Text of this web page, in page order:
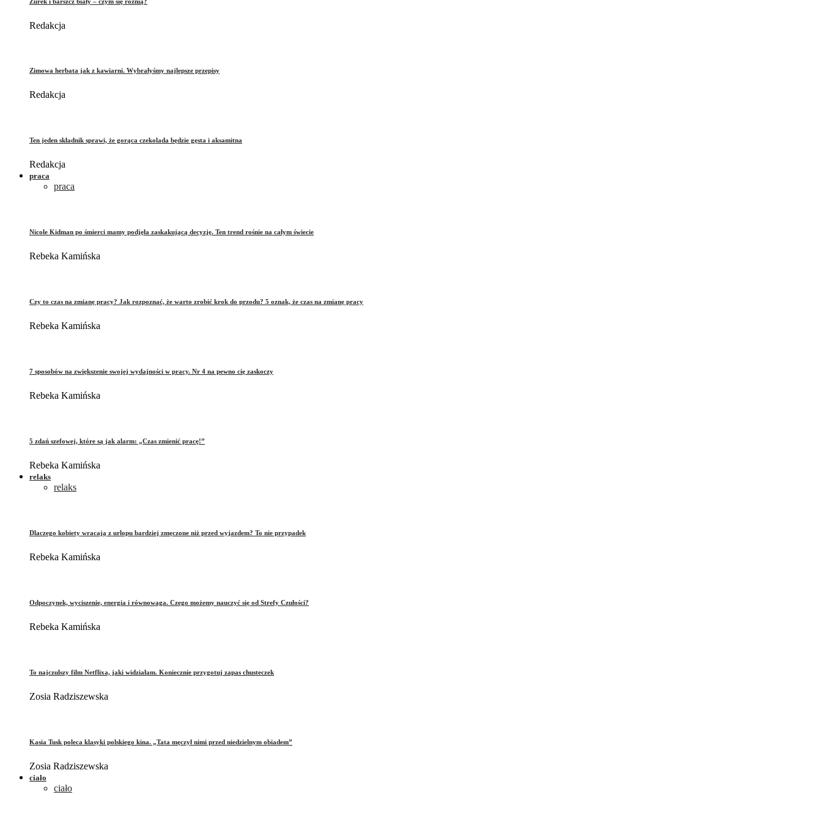
Redakcja
Zimowa herbata jak z kawiarni. Wybrałyśmy najlepsze przepisy
Redakcja
Ten jeden składnik sprawi, że gorąca czekolada będzie gęsta i aksamitna
Redakcja
praca
praca
Nicole Kidman po śmierci mamy podjęła zaskakującą decyzję. Ten trend rośnie na całym świecie
Rebeka Kamińska
Czy to czas na zmianę pracy? Jak rozpoznać, że warto zrobić krok do przodu? 5 oznak, że czas na zmianę pracy
Rebeka Kamińska
7 sposobów na zwiększenie swojej wydajności w pracy. Nr 4 na pewno cię zaskoczy
Rebeka Kamińska
5 zdań szefowej, które są jak alarm: „Czas zmienić pracę!”
Rebeka Kamińska
relaks
relaks
Dlaczego kobiety wracają z urlopu bardziej zmęczone niż przed wyjazdem? To nie przypadek
Rebeka Kamińska
Odpoczynek, wyciszenie, energia i równowaga. Czego możemy nauczyć się od Strefy Czułości?
Rebeka Kamińska
To najczulszy film Netflixa, jaki widziałam. Koniecznie przygotuj zapas chusteczek
Zosia Radziszewska
Kasia Tusk poleca klasyki polskiego kina. „Tata męczył nimi przed niedzielnym obiadem”
Zosia Radziszewska
ciało
ciało